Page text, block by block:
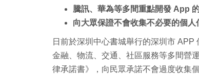
騰訊、華為等多間重點開發 App
向大眾保證不會收集不必要的個
日前於深圳中心書城舉行的深圳市 APP
金融、物流、交通、社區服務等多間營
律承諾書》，向民眾承諾不會過度收集